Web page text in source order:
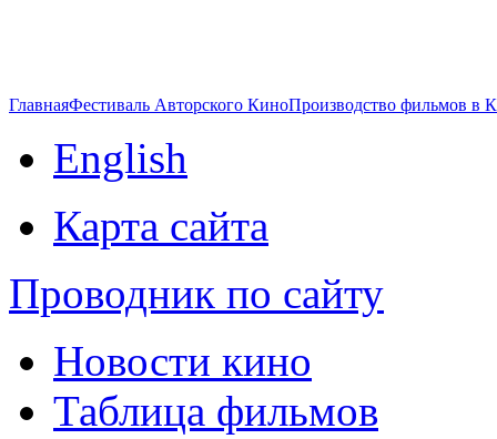
ГлавнаяФестиваль Авторского КиноПроизводство фильмов в
English
Карта сайта
Проводник по сайту
Новости кино
Таблица фильмов